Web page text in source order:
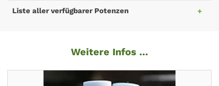
Liste aller verfügbarer Potenzen
Weitere Infos ...